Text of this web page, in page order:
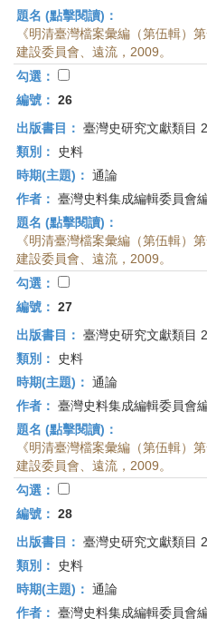
題名 (點擊閱讀)：
《明清臺灣檔案彙編（第伍輯）
建設委員會、遠流，2009。
勾選：
編號： 26
出版書目： 臺灣史研究文獻類目
類別：
史料
時期(主題)： 通論
作者： 臺灣史料集成編輯委員會
題名 (點擊閱讀)：
《明清臺灣檔案彙編（第伍輯）
建設委員會、遠流，2009。
勾選：
編號： 27
出版書目： 臺灣史研究文獻類目
類別：
史料
時期(主題)： 通論
作者： 臺灣史料集成編輯委員會
題名 (點擊閱讀)：
《明清臺灣檔案彙編（第伍輯）
建設委員會、遠流，2009。
勾選：
編號： 28
出版書目： 臺灣史研究文獻類目
類別：
史料
時期(主題)： 通論
作者： 臺灣史料集成編輯委員會